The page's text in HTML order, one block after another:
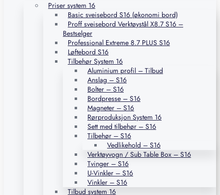
Priser system 16
Basic sveisebord S16 (økonomi bord)
Proff sveisebord Verktøystål X8.7 S16 –
Bestselger
Professional Extreme 8.7 PLUS S16
Løftebord S16
Tilbehør System 16
Aluminium profil – Tilbud
Anslag – S16
Bolter – S16
Bordpresse – S16
Magneter – S16
Rørproduksjon System 16
Sett med tilbehør – S16
Tilbehør – S16
Vedlikehold – S16
Verktøyvogn / Sub Table Box – S16
Tvinger – S16
U-Vinkler – S16
Vinkler – S16
Tilbud system 16